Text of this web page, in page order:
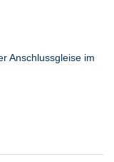
Anschlussgleise im